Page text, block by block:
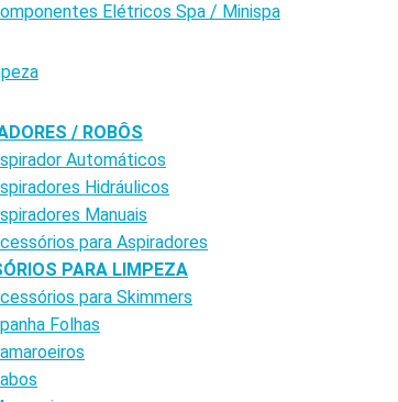
Elétricos Spa / Minispa
/ ROBÔS
Automáticos
Hidráulicos
Manuais
para Aspiradores
PARA LIMPEZA
para Skimmers
Folhas